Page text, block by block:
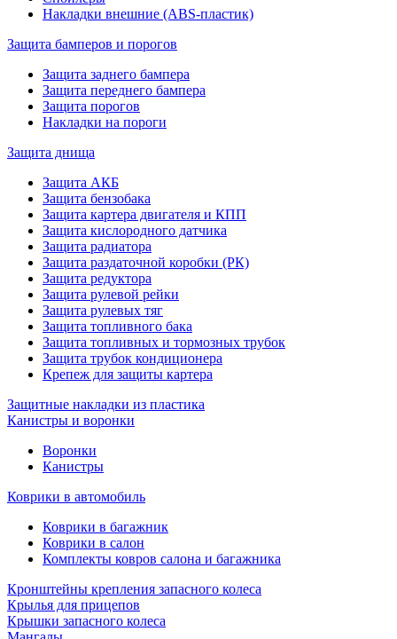
Накладки внешние (ABS-пластик)
Защита бамперов и порогов
Защита заднего бампера
Защита переднего бампера
Защита порогов
Накладки на пороги
Защита днища
Защита АКБ
Защита бензобака
Защита картера двигателя и КПП
Защита кислородного датчика
Защита радиатора
Защита раздаточной коробки (РК)
Защита редуктора
Защита рулевой рейки
Защита рулевых тяг
Защита топливного бака
Защита топливных и тормозных трубок
Защита трубок кондиционера
Крепеж для защиты картера
Защитные накладки из пластика
Канистры и воронки
Воронки
Канистры
Коврики в автомобиль
Коврики в багажник
Коврики в салон
Комплекты ковров салона и багажника
Кронштейны крепления запасного колеса
Крылья для прицепов
Крышки запасного колеса